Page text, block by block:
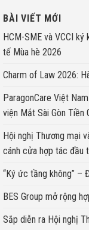
BÀI VIẾT MỚI
HCM-SME và VCCI
tế Mùa hè 2026
Charm of Law 2026:
ParagonCare Việt
viện Mắt Sài Gòn Tiền
Hội nghị Thương mại
cánh cửa hợp tác đầu
“Ký ức tầng không” –
BES Group mở rộng
Sắp diễn ra Hội nghị